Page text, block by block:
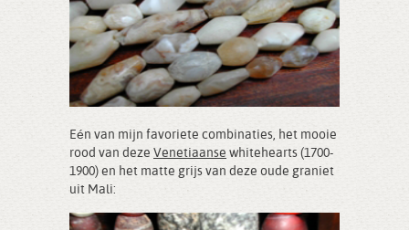
Eén van mijn favoriete combinaties, het mooie
rood van deze Venetiaanse whitehearts (1700-
1900) en het matte grijs van deze oude graniet
uit Mali: